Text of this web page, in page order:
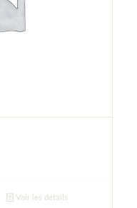
Voir les détails